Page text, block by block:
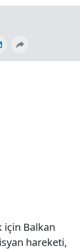
için Balkan
hareketi,